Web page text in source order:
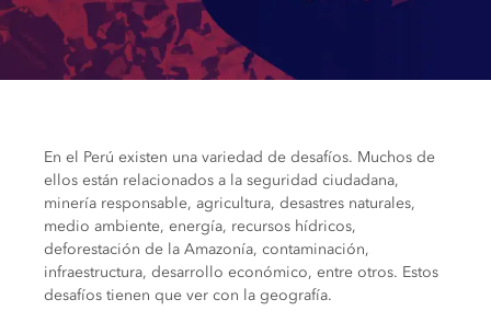
En el Perú existen una variedad de desafíos. Muchos de
ellos están relacionados a la seguridad ciudadana,
minería responsable, agricultura, desastres naturales,
medio ambiente, energía, recursos hídricos,
deforestación de la Amazonía, contaminación,
infraestructura, desarrollo económico, entre otros. Estos
desafíos tienen que ver con la geografía.